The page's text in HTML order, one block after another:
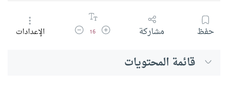
حفظ مشاركة زيادة حجم الخط
16 تقليل حجم الخطالإعدادات
قائمة المحتويات